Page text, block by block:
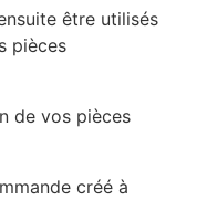
être utilisés
pièces
de vos pièces
créé à